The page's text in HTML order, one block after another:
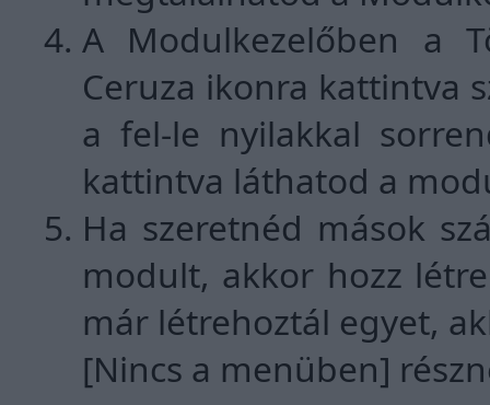
A Modulkezelőben a
Ceruza ikonra kattintva
a fel-le nyilakkal
kattintva láthatod a
Ha szeretnéd mások
modult, akkor hozz
már létrehoztál egyet,
[Nincs a menüben]